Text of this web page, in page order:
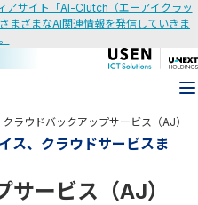
アサイト「AI-Clutch（エーアイクラッ
まざまなAI関連情報を発信していきま
クラウドバックアップサービス（AJ）
ス、クラウドサービスま
サービス（AJ）